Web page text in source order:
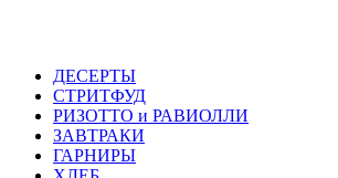
ДЕСЕРТЫ
СТРИТФУД
РИЗОТТО и РАВИОЛЛИ
ЗАВТРАКИ
ГАРНИРЫ